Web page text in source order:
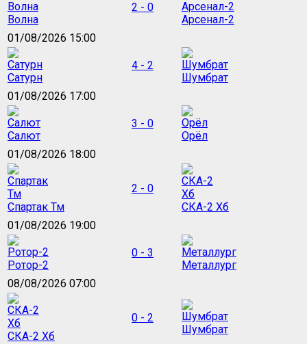
Волна
2 - 0
Арсенал-2
01/08/2026 15:00
Сатурн
4 - 2
Шумбрат
01/08/2026 17:00
Салют
3 - 0
Орёл
01/08/2026 18:00
Спартак Тм
2 - 0
СКА-2 Хб
01/08/2026 19:00
Ротор-2
0 - 3
Металлург
08/08/2026 07:00
СКА-2 Хб
0 - 2
Шумбрат